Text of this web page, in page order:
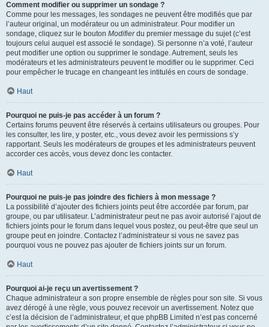
Comment modifier ou supprimer un sondage ?
Comme pour les messages, les sondages ne peuvent être modifiés que par
l’auteur original, un modérateur ou un administrateur. Pour modifier un
sondage, cliquez sur le bouton Modifierdu premier message du sujet (c’est
toujours celui auquel est associé le sondage). Si personne n’a voté, l’auteur
peut modifier une option ou supprimer le sondage. Autrement, seuls les
modérateurs et les administrateurs peuvent le modifier ou le supprimer. Ceci
pour empêcher le trucage en changeant les intitulés en cours de sondage.
Haut
Pourquoi ne puis-je pas accéder à un forum ?
Certains forums peuvent être réservés à certains utilisateurs ou groupes. Pour
les consulter, les lire, y poster, etc., vous devez avoir les permissions s’y
rapportant. Seuls les modérateurs de groupes et les administrateurs peuvent
accorder ces accès, vous devez donc les contacter.
Haut
Pourquoi ne puis-je pas joindre des fichiers à mon message ?
La possibilité d’ajouter des fichiers joints peut être accordée par forum, par
groupe, ou par utilisateur. L’administrateur peut ne pas avoir autorisé l’ajout de
fichiers joints pour le forum dans lequel vous postez, ou peut-être que seul un
groupe peut en joindre. Contactez l’administrateur si vous ne savez pas
pourquoi vous ne pouvez pas ajouter de fichiers joints sur un forum.
Haut
Pourquoi ai-je reçu un avertissement ?
Chaque administrateur a son propre ensemble de règles pour son site. Si vous
avez dérogé à une règle, vous pouvez recevoir un avertissement. Notez que
c’est la décision de l’administrateur, et que phpBB Limited n’est pas concerné